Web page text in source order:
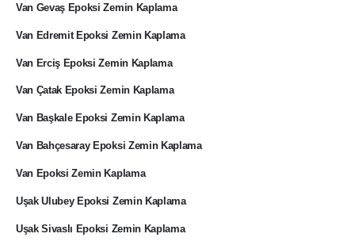
Van Gevaş Epoksi Zemin Kaplama
Van Edremit Epoksi Zemin Kaplama
Van Erciş Epoksi Zemin Kaplama
Van Çatak Epoksi Zemin Kaplama
Van Başkale Epoksi Zemin Kaplama
Van Bahçesaray Epoksi Zemin Kaplama
Van Epoksi Zemin Kaplama
Uşak Ulubey Epoksi Zemin Kaplama
Uşak Sivaslı Epoksi Zemin Kaplama